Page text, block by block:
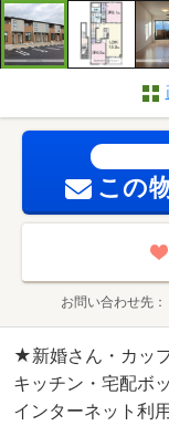
この
お問い合わせ先
★新婚さん・カッ
キッチン・宅配ボ
インターネット利